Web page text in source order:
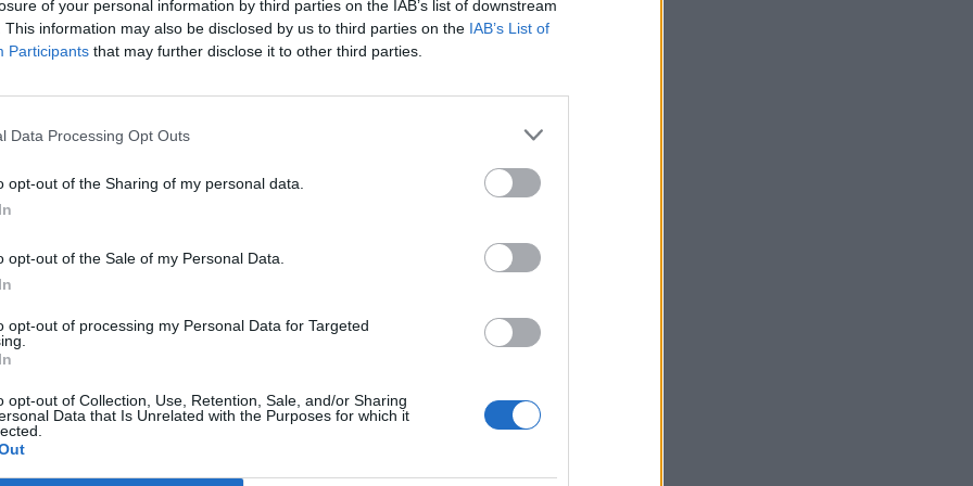
of your personal information by third parties on the IAB’s list of downstream
This information may also be disclosed by us to third parties on the IAB’s List of
Participants that may further disclose it to other third parties.
Data Processing Opt Outs
opt-out of the Sharing of my personal data.
opt-out of the Sale of my Personal Data.
opt-out of processing my Personal Data for Targeted
opt-out of Collection, Use, Retention, Sale, and/or Sharing
Data that Is Unrelated with the Purposes for which it
a aguardar a aprovação de um pedido para
1 milhão de automóveis por ano, estando em curso
se a comunidade permitirá o abate de cerca de 70
perto da capital alemã, para abrir caminho para a
ser retomada já no próximo dia 12 de fevereiro,
de abastecimento estão, de acordo com o
operacionais.